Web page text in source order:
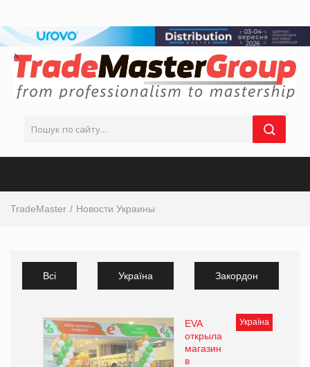
TradeMaster Новости Украины
Всі Україна Закордон
Україна
EVA
открыла
магазин
в